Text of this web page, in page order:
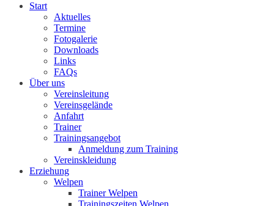
Start
Aktuelles
Termine
Fotogalerie
Downloads
Links
FAQs
Über uns
Vereinsleitung
Vereinsgelände
Anfahrt
Trainer
Trainingsangebot
Anmeldung zum Training
Vereinskleidung
Erziehung
Welpen
Trainer Welpen
Trainingszeiten Welpen